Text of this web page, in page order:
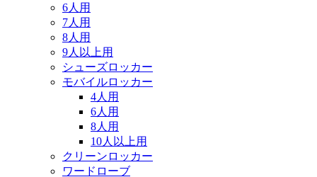
6人用
7人用
8人用
9人以上用
シューズロッカー
モバイルロッカー
4人用
6人用
8人用
10人以上用
クリーンロッカー
ワードローブ